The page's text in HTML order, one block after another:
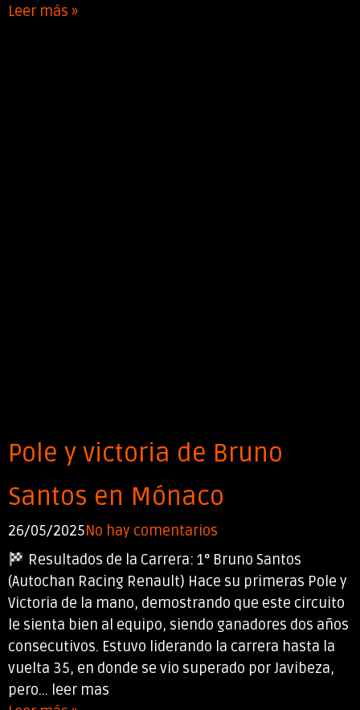
Leer más »
Pole y victoria de Bruno
Santos en Mónaco
26/05/2025No hay comentarios
Resultados de la Carrera: 1° Bruno Santos
(Autochan Racing Renault) Hace su primeras Pole y
Victoria de la mano, demostrando que este circuito
le sienta bien al equipo, siendo ganadores dos años
consecutivos. Estuvo liderando la carrera hasta la
vuelta 35, en donde se vio superado por Javibeza,
pero... leer mas